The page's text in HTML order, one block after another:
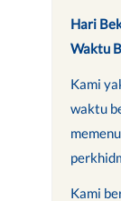
Hari
Waktu
Kami
waktu
Kami